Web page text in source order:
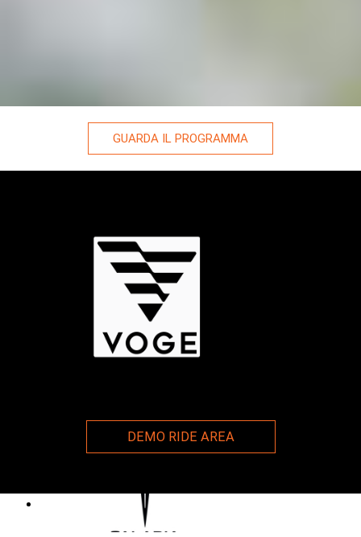
GUARDA IL PROGRAMMA
DEMO RIDE AREA